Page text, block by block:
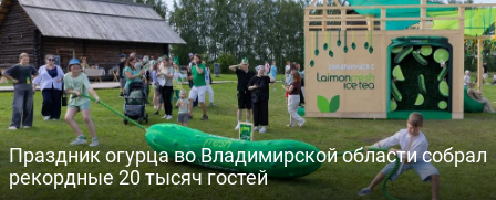
Праздник огурца во Владимирской области собрал
рекордные 20 тысяч гостей